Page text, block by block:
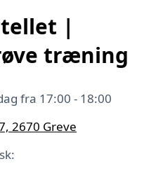
|
træning
fra 17:00 - 18:00
2670 Greve